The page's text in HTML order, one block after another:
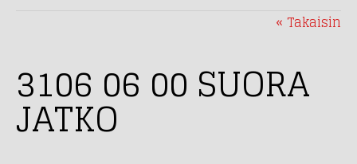
« Takaisin
3106 06 00 SUORA
JATKO